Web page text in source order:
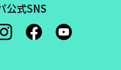
公式SNS